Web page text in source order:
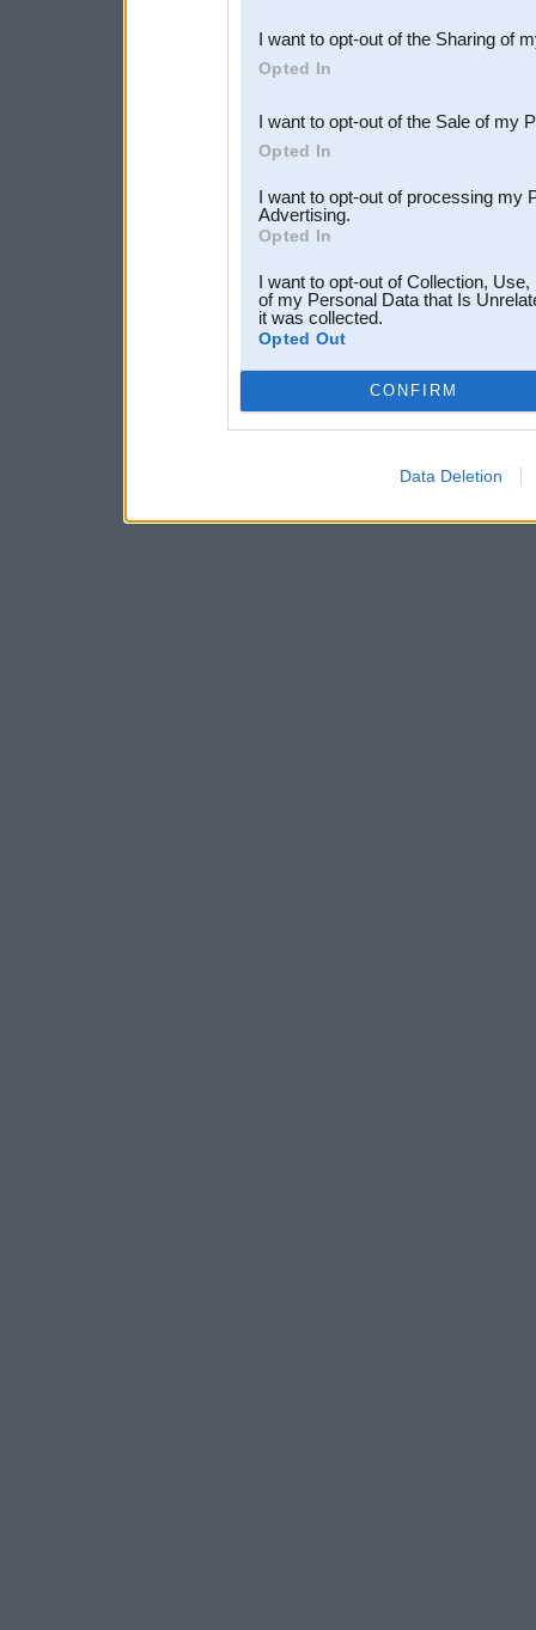
Downstream Participants
third parties.
I want to opt-out of the Sharing of
Opted In
I want to opt-out of the Sale of my
Opted In
I want to opt-out of processing my
Advertising.
Opted In
I want to opt-out of Collection,
of my Personal Data that Is
it was collected.
Opted Out
CONFIRM
Data Deletion